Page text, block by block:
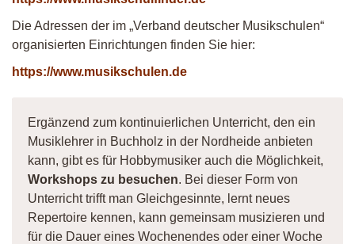
Die Adressen der im „Verband deutscher Musikschulen“
organisierten Einrichtungen finden Sie hier:
https://www.musikschulen.de
Ergänzend zum kontinuierlichen Unterricht, den ein
Musiklehrer in Buchholz in der Nordheide anbieten
kann, gibt es für Hobbymusiker auch die Möglichkeit,
Workshops zu besuchen. Bei dieser Form von
Unterricht trifft man Gleichgesinnte, lernt neues
Repertoire kennen, kann gemeinsam musizieren und
für die Dauer eines Wochenendes oder einer Woche